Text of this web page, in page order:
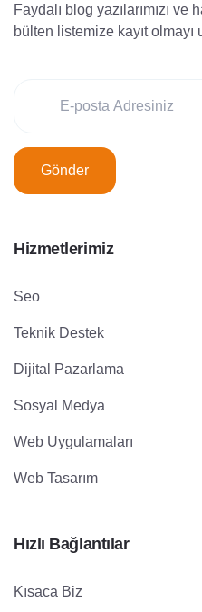
Faydalı blog yazılarımızı
bülten listemize kayıt olmayı
Gönder
Hizmetlerimiz
Seo
Teknik Destek
Dijital Pazarlama
Sosyal Medya
Web Uygulamaları
Web Tasarım
Hızlı Bağlantılar
Kısaca Biz